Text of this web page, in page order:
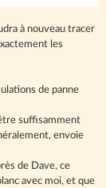
à nouveau tracer
les
de panne
suffisamment
envoie
de Dave, ce
avec moi, et que